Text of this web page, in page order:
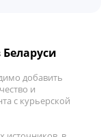
Беларуси
добавить
и
с курьерской